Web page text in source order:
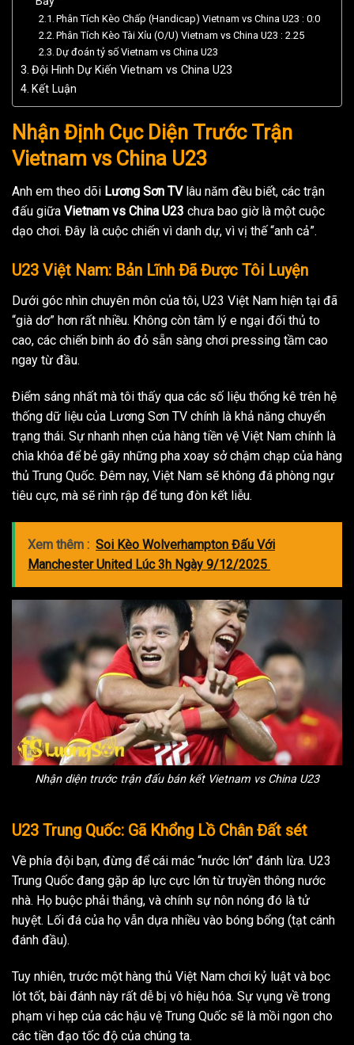
Phân Tích Kèo Chấp (Handicap) Vietnam vs China U23 : 0:0
Phân Tích Kèo Tài Xỉu (O/U) Vietnam vs China U23 : 2.25
Dự đoán tỷ số Vietnam vs China U23
Đội Hình Dự Kiến Vietnam vs China U23
Kết Luận
Nhận Định Cục Diện Trước Trận
Vietnam vs China U23
Anh em theo dõi Lương Sơn TVlâu năm đều biết, các trận
đấu giữa Vietnam vs China U23 chưa bao giờ là một cuộc
dạo chơi. Đây là cuộc chiến vì danh dự, vì vị thế “anh cả”.
U23 Việt Nam: Bản Lĩnh Đã Được Tôi Luyện
Dưới góc nhìn chuyên môn của tôi, U23 Việt Nam hiện tại đã
“già dơ” hơn rất nhiều. Không còn tâm lý e ngại đối thủ to
cao, các chiến binh áo đỏ sẵn sàng chơi pressing tầm cao
ngay từ đầu.
Điểm sáng nhất mà tôi thấy qua các số liệu thống kê trên hệ
thống dữ liệu của Lương Sơn TV chính là khả năng chuyển
trạng thái. Sự nhanh nhẹn của hàng tiền vệ Việt Nam chính là
chìa khóa để bẻ gãy những pha xoay sở chậm chạp của hàng
thủ Trung Quốc. Đêm nay, Việt Nam sẽ không đá phòng ngự
tiêu cực, mà sẽ rình rập để tung đòn kết liễu.
Xem thêm : Soi Kèo Wolverhampton Đấu Với
Manchester United Lúc 3h Ngày 9/12/2025
Nhận diện trước trận đấu bán kết Vietnam vs China U23
U23 Trung Quốc: Gã Khổng Lồ Chân Đất sét
Về phía đội bạn, đừng để cái mác “nước lớn” đánh lừa. U23
Trung Quốc đang gặp áp lực cực lớn từ truyền thông nước
nhà. Họ buộc phải thắng, và chính sự nôn nóng đó là tử
huyệt. Lối đá của họ vẫn dựa nhiều vào bóng bổng (tạt cánh
đánh đầu).
Tuy nhiên, trước một hàng thủ Việt Nam chơi kỷ luật và bọc
lót tốt, bài đánh này rất dễ bị vô hiệu hóa. Sự vụng về trong
phạm vi hẹp của các hậu vệ Trung Quốc sẽ là mồi ngon cho
các tiền đạo tốc độ của chúng ta.